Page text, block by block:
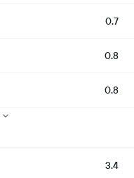
0.7
0.8
0.8
3.4